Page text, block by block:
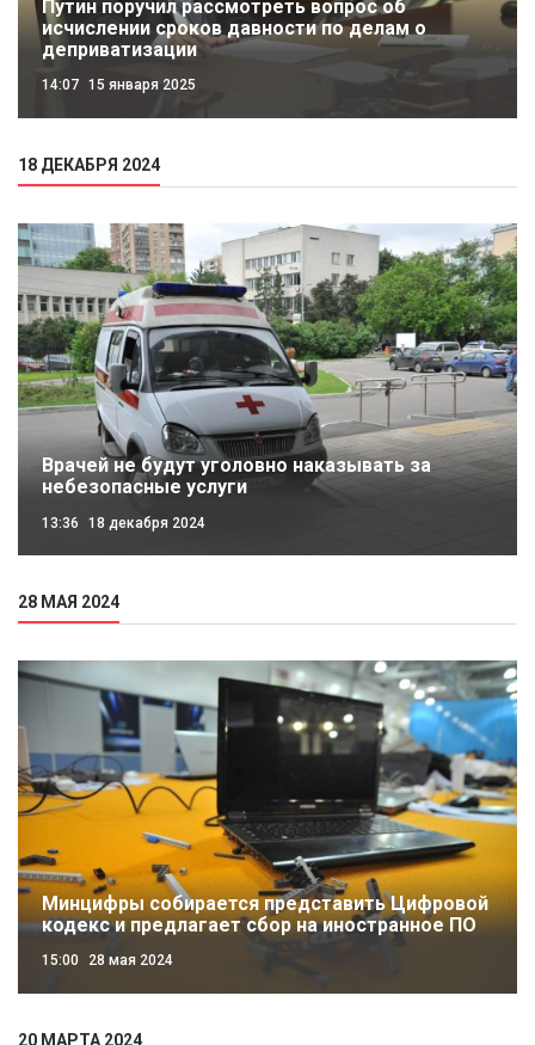
Путин поручил рассмотреть вопрос об
исчислении сроков давности по делам о
деприватизации
14:07 15 января 2025
18 ДЕКАБРЯ 2024
Врачей не будут уголовно наказывать за
небезопасные услуги
13:36 18 декабря 2024
28 МАЯ 2024
Минцифры собирается представить Цифровой
кодекс и предлагает сбор на иностранное ПО
15:00 28 мая 2024
20 МАРТА 2024